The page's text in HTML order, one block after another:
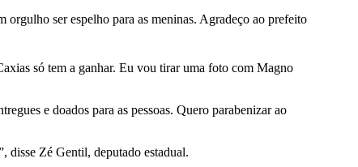
ser espelho para as meninas. Agradeço ao prefeito
só tem a ganhar. Eu vou tirar uma foto com Magno
e doados para as pessoas. Quero parabenizar ao
disse Zé Gentil, deputado estadual.